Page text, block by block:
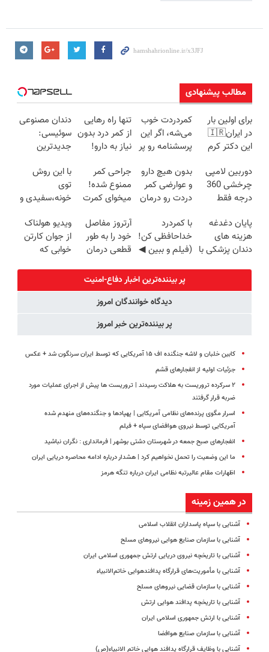
مطالب پیشنهادی
برای اولین بار
در ایران🇮🇷
این دکتر کرم
روزه ساخت!
کمردردت خوب
می‌شه، اگر این
پرسشنامه رو پر
تنها راه رهایی
از کمر درد بدون
نیاز به دارو!
دندان مصنوعی
سوئیسی:
جدیدترین
سبک و مقاوم |
پرداخت قسطی
دوربین لامپی
چرخشی 360
درجه فقط
🔥 پرداخت
درب منزل
بدون هیچ دارو
و عوارضی کمر
دردت رو درمان
(پرسش‌نامه)
جراحی کمر
ممنوع شده!
میخوای کمرت
درمان کنی؟
((پرسش‌نامه))
با این روش
توی
خونه،سفیدی و
برگردون
(40%off)
پایان دغدغه
هزینه های
دندان پزشکی با
با کمردرد
خداحافظی کن!
(فیلم و ببین ◀
پرکن)
آرتروز مفاصل
خود را به طور
قطعی درمان
◗پرسش‌نامه◖
ویدیو هولناک
از جوان کارتن
خوابی که
پر بیننده‌ترین اخبار دفاع-امنیت
دیدگاه خوانندگان امروز
پر بیننده‌ترین خبر امروز
کابین خلبان و لاشه جنگنده اف ۱۵ آمریکایی که توسط ایران سرنگون شد + عکس
جزئیات اولیه از انفجارهای قشم
۲ سرکرده تروریست به هلاکت رسیدند | تروریست ها پیش از اجرای عملیات مورد
ضربه قرار گرفتند
اسرار مگوی پرنده‌های نظامی آمریکایی | پهپادها و جنگنده‌های منهدم شده
آمریکایی توسط نیروی هوافضای سپاه + فیلم
انفجارهای صبح جمعه در شهرستان دشتی بوشهر | فرمانداری : نگران نباشید
ما این وضعیت را تحمل نخواهیم کرد | هشدار درباره ادامه محاصره دریایی ایران
اظهارات مقام عالیرتبه نظامی ایران درباره تنگه هرمز
در همین زمینه
آشنایی با سپاه پاسداران انقلاب اسلامی
آشنایی با سازمان صنایع هوایی نیروهای مسلح
آشنایی با تاریخچه نیروی دریایی ارتش جمهوری اسلامی ایران
آشنایی با مأموریت‌های قرارگاه پدافندهوایی خاتم‌الانبیاء
آشنایی با سازمان قضایی نیروهای مسلح
آشنایی با تاریخچه پدافند هوایی ارتش
آشنایی با ارتش جمهوری اسلامی ایران
آشنایی با سازمان صنایع هوافضا
آشنایی با وظایف قرارگاه پدافند هوایی خاتم الانبیاء(ص)